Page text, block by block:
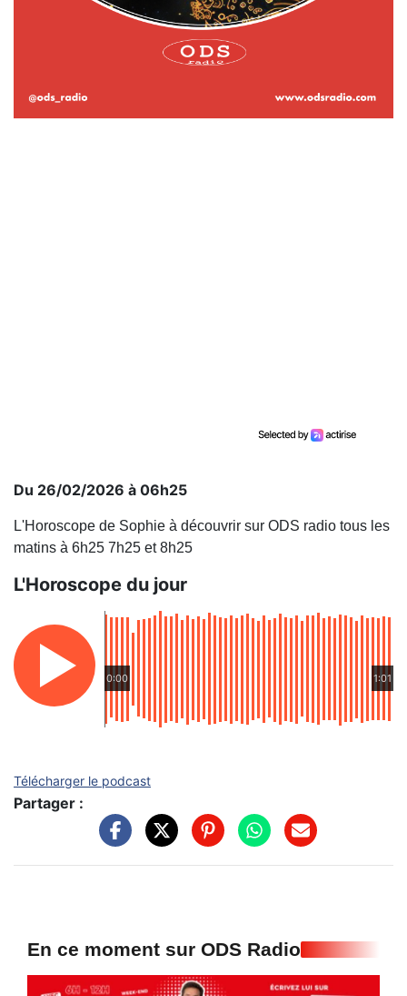
Du 26/02/2026 à 06h25
L'Horoscope de Sophie à découvrir sur ODS radio tous les
matins à 6h25 7h25 et 8h25
L'Horoscope du jour
0:00 1:01
Télécharger le podcast
Partager :
En ce moment sur ODS Radio